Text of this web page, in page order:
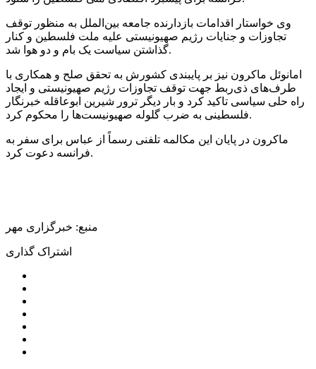
وی خواستار اقدامات بازدارنده جامعه بین‌الملل به منظور توقف
تجاوزات و جنایات رژیم صهیونیستی علیه ملت فلسطین و کنار
گذاشتن سیاست یک بام و دو هوا شد.
امانوئل ماکرون نیز بر پایبندی کشورش به تحقق صلح و همکاری با
طرف‌های ذی‌ربط جهت توقف تجاوزات رژیم صهیونیستی و ایجاد
راه حلی سیاسی تاکید کرد و بار دیگر ترور شیرین ابوعاقله خبرنگار
فلسطینی به ضرب گلوله صهیونیست‌ها را محکوم کرد.
ماکرون در پایان این مکالمه تلفنی رسماً از عباس برای سفر به
فرانسه دعوت کرد.
منبع: خبرگزاری مهر
اشتراک گذاری